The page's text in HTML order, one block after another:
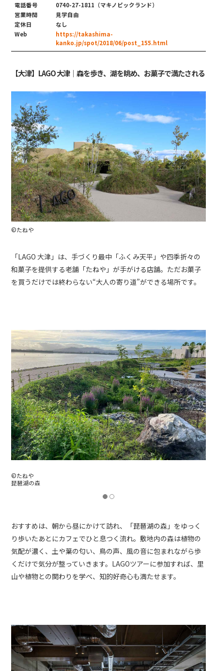
電話番号
0740-27-1811（マキノピックランド）
営業時間
見学自由
定休日
なし
Web
https://takashima-
kanko.jp/spot/2018/06/post_155.html
【大津】LAGO 大津｜森を歩き、湖を眺め、お菓子で満たされる
©︎たねや
「LAGO 大津」は、手づくり最中「ふくみ天平」や四季折々の
和菓子を提供する老舗「たねや」が手がける店舗。ただお菓子
を買うだけでは終わらない“大人の寄り道”ができる場所です。
©︎たねや
LAGOツアーの様子
おすすめは、朝から昼にかけて訪れ、「琵琶湖の森」をゆっく
り歩いたあとにカフェでひと息つく流れ。敷地内の森は植物の
気配が濃く、土や葉の匂い、鳥の声、風の音に包まれながら歩
くだけで気分が整っていきます。LAGOツアーに参加すれば、里
山や植物との関わりを学べ、知的好奇心も満たせます。